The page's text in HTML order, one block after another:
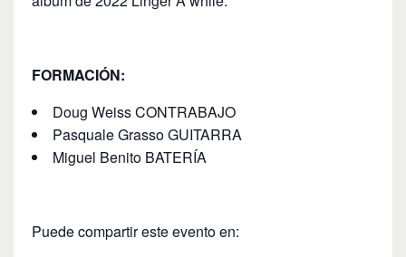
FORMACIÓN:
Doug Weiss CONTRABAJO
Pasquale Grasso GUITARRA
Miguel Benito BATERÍA
Puede compartir este evento en: